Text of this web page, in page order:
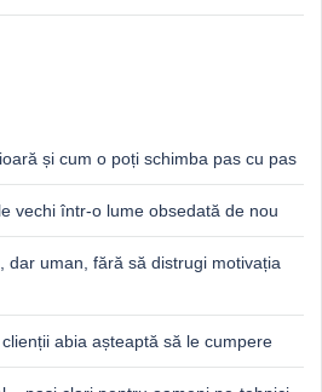
și cum o poți schimba pas cu pas
vechi într-o lume obsedată de nou
dar uman, fără să distrugi motivația
abia așteaptă să le cumpere